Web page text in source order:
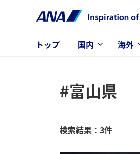
トップ 国内 海外
#富山県
検索結果：3件